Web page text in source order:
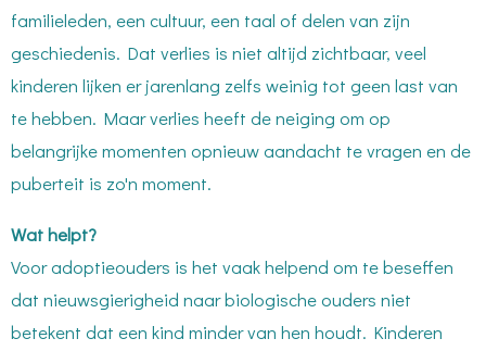
familieleden, een cultuur, een taal of delen van zijn
geschiedenis. Dat verlies is niet altijd zichtbaar, veel
kinderen lijken er jarenlang zelfs weinig tot geen last van
te hebben. Maar verlies heeft de neiging om op
belangrijke momenten opnieuw aandacht te vragen en de
puberteit is zo'n moment.
Wat helpt?
Voor adoptieouders is het vaak helpend om te beseffen
dat nieuwsgierigheid naar biologische ouders niet
betekent dat een kind minder van hen houdt. Kinderen